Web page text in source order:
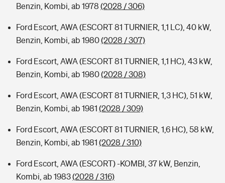
Benzin, Kombi, ab 1978 (2028 / 306)
Ford Escort, AWA (ESCORT 81 TURNIER, 1,1 LC), 40 kW,
Benzin, Kombi, ab 1980(2028 / 307)
Ford Escort, AWA (ESCORT 81 TURNIER, 1,1 HC), 43 kW,
Benzin, Kombi, ab 1980(2028 / 308)
Ford Escort, AWA (ESCORT 81 TURNIER, 1,3 HC), 51 kW,
Benzin, Kombi, ab 1981 (2028 / 309)
Ford Escort, AWA (ESCORT 81 TURNIER, 1,6 HC), 58 kW,
Benzin, Kombi, ab 1981 (2028 / 310)
Ford Escort, AWA (ESCORT) -KOMBI, 37 kW, Benzin,
Kombi, ab 1983(2028 / 316)